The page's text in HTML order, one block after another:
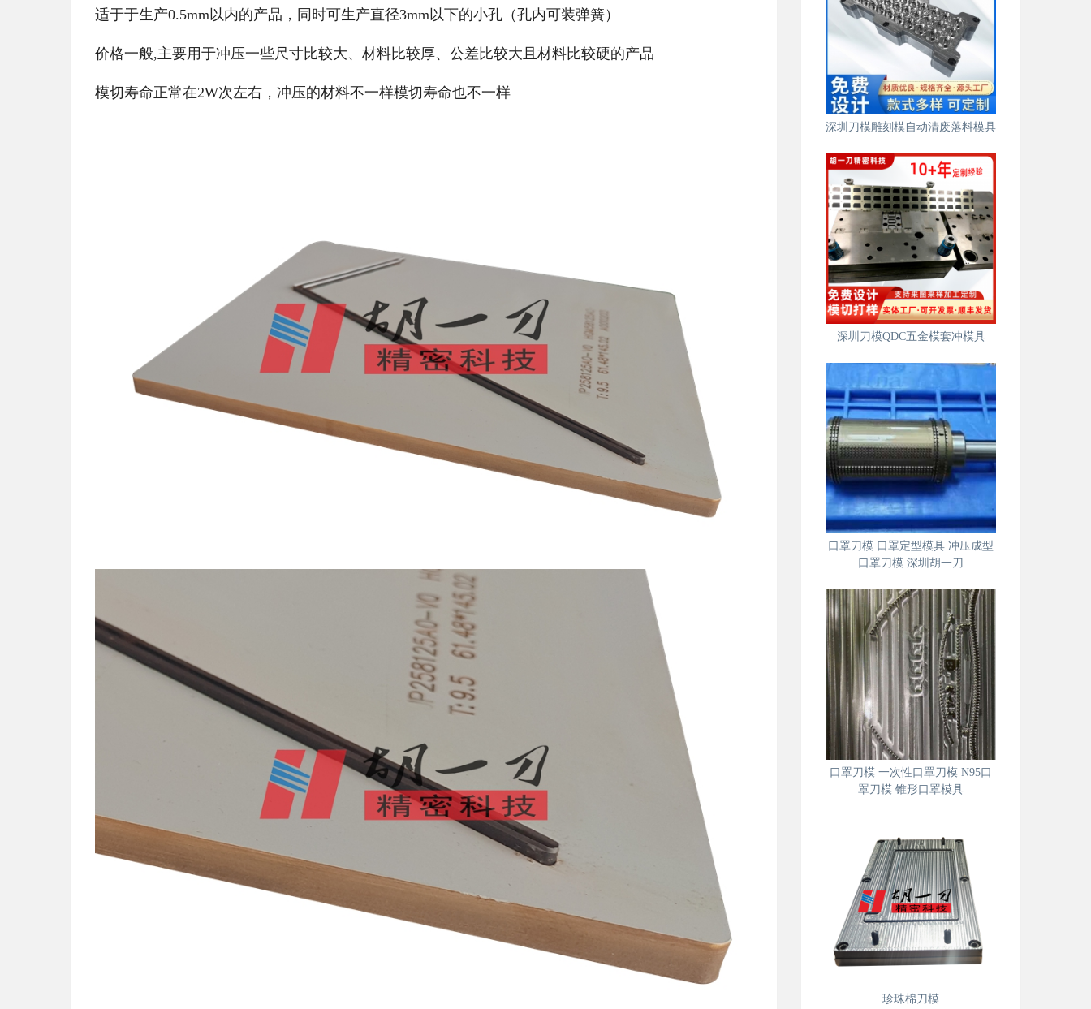
适于于生产0.5mm以内的产品，同时可生产直径3mm以下的小孔（孔内可装弹簧）
价格一般,主要用于冲压一些尺寸比较大、材料比较厚、公差比较大且材料比较硬的产品
模切寿命正常在2W次左右，冲压的材料不一样模切寿命也不一样
深圳刀模雕刻模自动清废落料模具
深圳刀模QDC五金模套冲模具
口罩刀模 口罩定型模具 冲压成型
口罩刀模 深圳胡一刀
口罩刀模 一次性口罩刀模 N95口
罩刀模 锥形口罩模具
珍珠棉刀模